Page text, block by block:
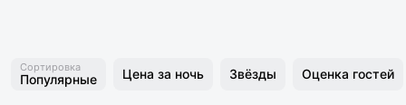
Сортировка
Популярные Цена за ночь Звёзды Оценка гостей